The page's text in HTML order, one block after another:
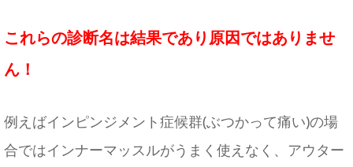
これらの診断名は結果であり原因ではありませ
ん！
例えばインピンジメント症候群(ぶつかって痛い)の場
合ではインナーマッスルがうまく使えなく、アウター